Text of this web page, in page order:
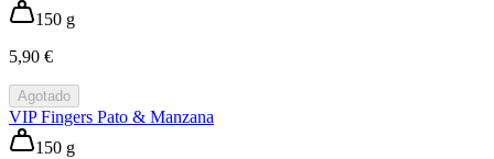
150 g
5,90 €
Agotado
VIP Fingers Pato & Manzana
150 g